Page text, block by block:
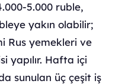
5.000 ruble,
yakın olabilir;
Rus yemekleri ve
yapılır. Hafta içi
sunulan üç çeşit iş